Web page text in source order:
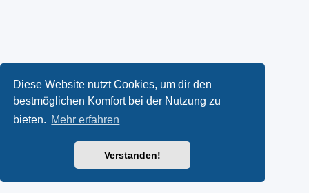
Diese Website nutzt Cookies, um dir den
bestmöglichen Komfort bei der Nutzung zu
bieten. Mehr erfahren
Verstanden!